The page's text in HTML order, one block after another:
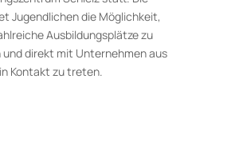
Jugendlichen die Möglichkeit,
Ausbildungsplätze zu
und direkt mit Unternehmen aus
Kontakt zu treten.